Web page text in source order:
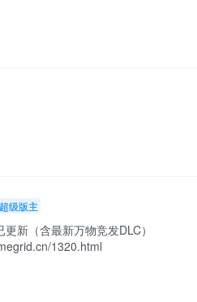
超级版主
新（含最新万物竞发DLC）
1320.html